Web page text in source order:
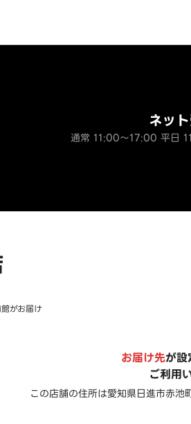
ネッ
通常 11:00～17:00 平日
がお届け
お届け先が
ご利用
この店舗の住所は愛知県日進市赤池